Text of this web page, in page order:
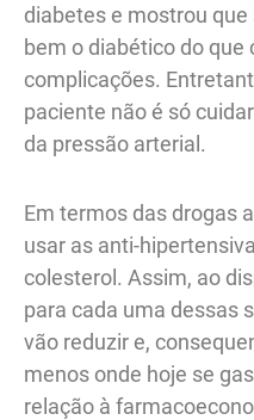
diabetes e mostrou
bem o diabético do
complicações.
paciente não é só
da pressão arterial.
Em termos das drogas
usar as anti-
colesterol. Assim, ao
para cada uma dessas
vão reduzir e,
menos onde hoje se
relação à